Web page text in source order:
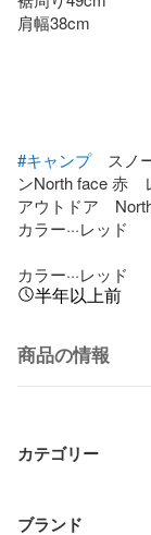
肩幅38cm
#キャンプ スノー
ンNorth face 赤
アウトドア　
カラー···レッド
カラー···レッド
半年以上前
商品の情報
カテゴリー
ブランド